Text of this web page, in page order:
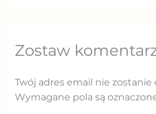
Zostaw
Twój adres email nie
Wymagane pola są